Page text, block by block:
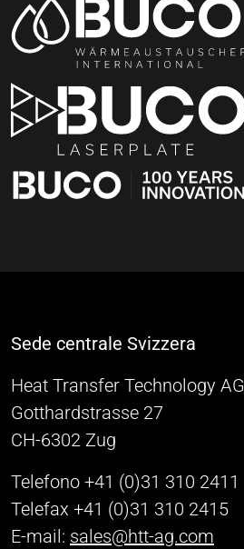
Sede centrale Svizzera
Heat Transfer Technology AG
Gotthardstrasse 27
CH-6302 Zug
Telefono +41 (0)31 310 2411
Telefax +41 (0)31 310 2415
E-mail: sales@htt-ag.com